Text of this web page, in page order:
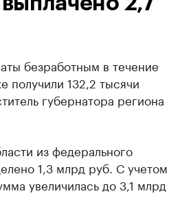
безработным в течение
получили 132,2 тысячи
губернатора региона
из федерального
1,3 млрд руб. С учетом
увеличилась до 3,1 млрд